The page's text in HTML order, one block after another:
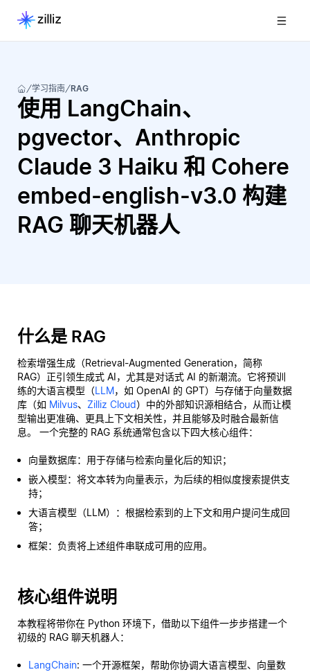
学习指南 RAG
使用 LangChain、
pgvector、Anthropic
Claude 3 Haiku 和 Cohere
embed-english-v3.0 构建
RAG 聊天机器人
什么是 RAG
检索增强生成（Retrieval-Augmented Generation，简称
RAG）正引领生成式 AI，尤其是对话式 AI 的新潮流。它将预训
练的大语言模型（LLM，如 OpenAI 的 GPT）与存储于向量数据
库（如 Milvus、 Zilliz Cloud）中的外部知识源相结合，从而让模
型输出更准确、更具上下文相关性，并且能够及时融合最新信
息。 一个完整的 RAG 系统通常包含以下四大核心组件：
向量数据库：用于存储与检索向量化后的知识；
嵌入模型：将文本转为向量表示，为后续的相似度搜索提供支
持；
大语言模型（LLM）：根据检索到的上下文和用户提问生成回
答；
框架：负责将上述组件串联成可用的应用。
核心组件说明
本教程将带你在 Python 环境下，借助以下组件一步步搭建一个
初级的 RAG 聊天机器人：
LangChain: 一个开源框架，帮助你协调大语言模型、向量数